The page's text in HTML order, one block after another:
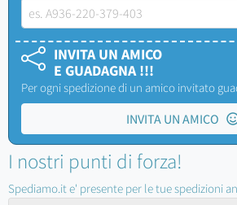
INVITA UN AMICO
E GUADAGNA !!!
Per ogni spedizione di un amico invitato
INVITA UN AMICO
I nostri punti di forza!
Spediamo.it e' presente per le tue spedizioni